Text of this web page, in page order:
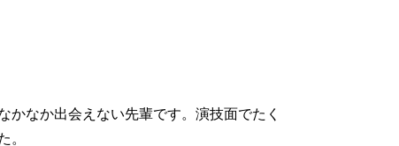
なか出会えない先輩です。演技面でたく
。